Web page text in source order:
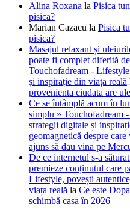
Alina Roxana la Pisica
pisica?
Marian Cazacu la Pisica
pisica?
Masajul relaxant și
poate fi complet diferită
Touchofadream -
și inspirație din viața reală
provenienta ciudata are
Ce se întâmplă acum în
simplu » Touchofadream
strategii digitale și
geomagnetică despre
ajuns să dau vina pe
De ce internetul s-a
premieze conținutul care
Lifestyle, povești
viața reală la Ce este
schimbă casa în 2026